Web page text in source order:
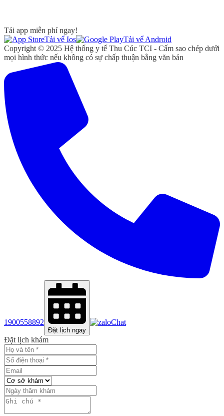
Tải app miễn phí ngay!
Tải vể Ios
Tải vể Android
Copyright © 2025 Hệ thống y tế Thu Cúc TCI - Cấm sao chép dưới
mọi hình thức nếu không có sự chấp thuận bằng văn bản
1900558892
Đặt lịch ngay
Chat
Đặt lịch khám